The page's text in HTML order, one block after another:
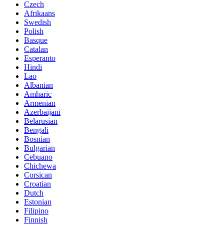
Czech
Afrikaans
Swedish
Polish
Basque
Catalan
Esperanto
Hindi
Lao
Albanian
Amharic
Armenian
Azerbaijani
Belarusian
Bengali
Bosnian
Bulgarian
Cebuano
Chichewa
Corsican
Croatian
Dutch
Estonian
Filipino
Finnish